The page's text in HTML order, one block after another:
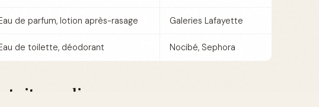
de parfum, lotion après-rasage Galeries Lafayette
de toilette, déodorant Nocibé, Sephora
sites en ligne